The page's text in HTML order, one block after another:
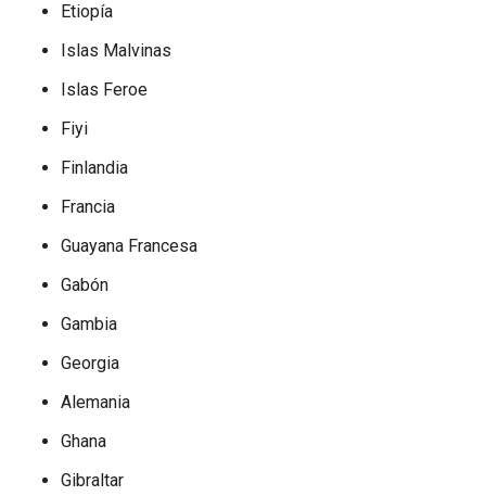
Etiopía
Islas Malvinas
Islas Feroe
Fiyi
Finlandia
Francia
Guayana Francesa
Gabón
Gambia
Georgia
Alemania
Ghana
Gibraltar